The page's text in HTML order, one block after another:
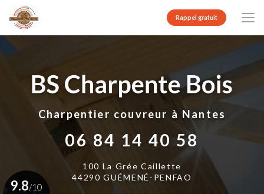
contenu
principal
Rappel gratuit
Charpentier couvreur à Nantes
06 84 14 40 58
100 La Grée Caillette
44290 GUÉMENÉ-PENFAO
9.8/10